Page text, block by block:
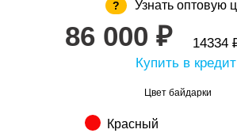
? Узнать оптовую
86 000 ₽
14334
Купить в кредит
Цвет байдарки
Красный